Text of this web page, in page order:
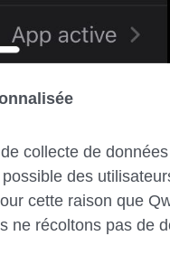
collecte de
des
cette raison que
ne récoltons pas de